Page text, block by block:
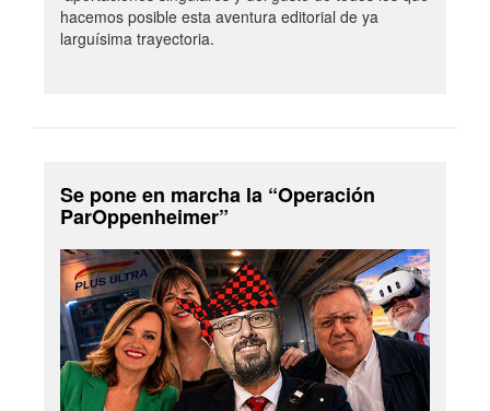
hacemos posible esta aventura editorial de ya
larguísima trayectoria.
Se pone en marcha la “Operación
ParOppenheimer”